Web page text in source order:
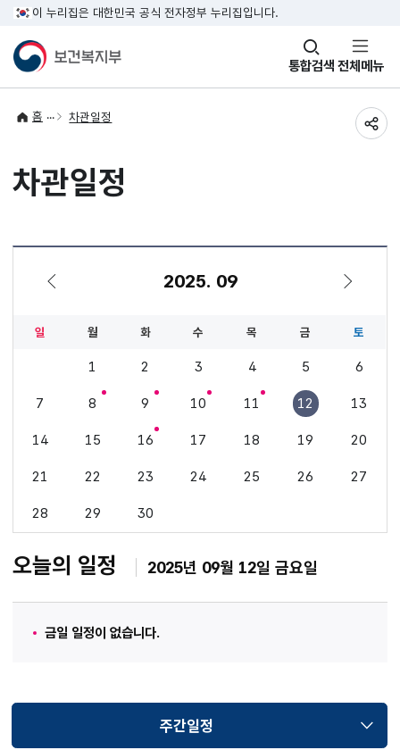
이 누리집은 대한민국 공식 전자정부 누리집입니다.
통합검색
창
열기 전체메뉴
홈 차관일정
차관일정
2025. 09
일 월 화 수 목 금 토
1 2 3 4 5 6
7 8 9 10 11 12 13
14 15 16 17 18 19 20
21 22 23 24 25 26 27
28 29 30
오늘의 일정 2025년 09월 12일 금요일
금일 일정이 없습니다.
주간일정
선택됨